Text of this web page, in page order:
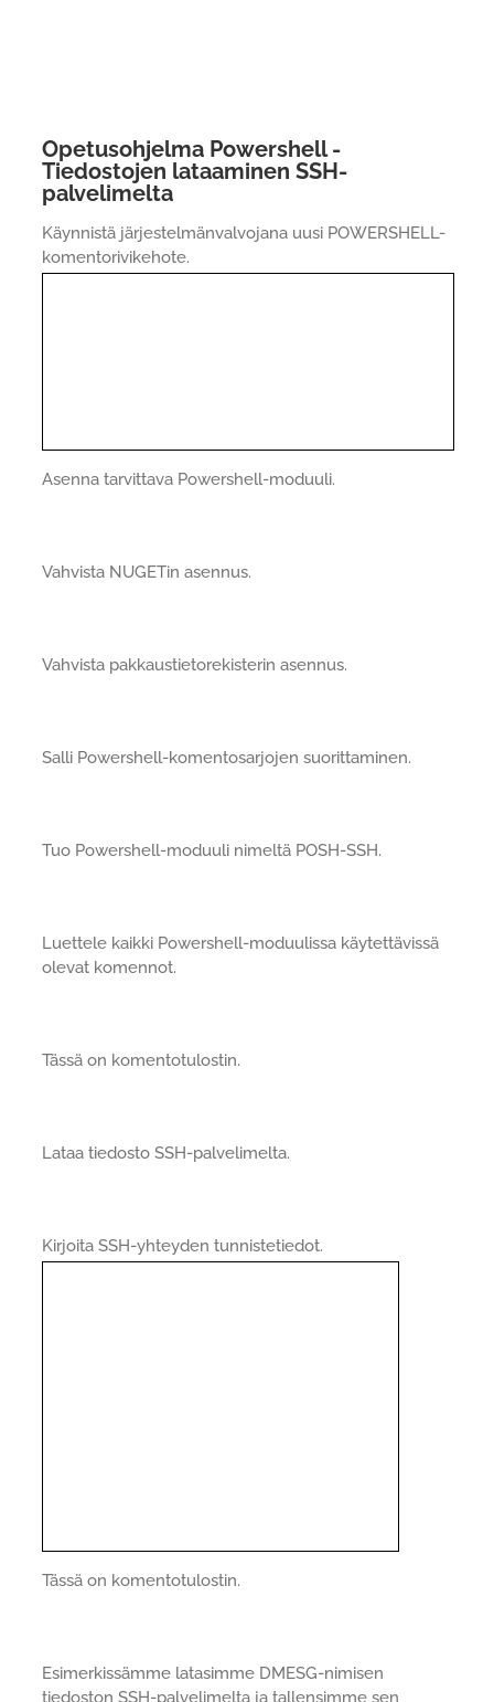
Opetusohjelma Powershell -
Tiedostojen lataaminen SSH-
palvelimelta
Käynnistä järjestelmänvalvojana uusi POWERSHELL-
komentorivikehote.
Asenna tarvittava Powershell-moduuli.
Vahvista NUGETin asennus.
Vahvista pakkaustietorekisterin asennus.
Salli Powershell-komentosarjojen suorittaminen.
Tuo Powershell-moduuli nimeltä POSH-SSH.
Luettele kaikki Powershell-moduulissa käytettävissä
olevat komennot.
Tässä on komentotulostin.
Lataa tiedosto SSH-palvelimelta.
Kirjoita SSH-yhteyden tunnistetiedot.
Tässä on komentotulostin.
Esimerkissämme latasimme DMESG-nimisen
tiedoston SSH-palvelimelta ja tallensimme sen